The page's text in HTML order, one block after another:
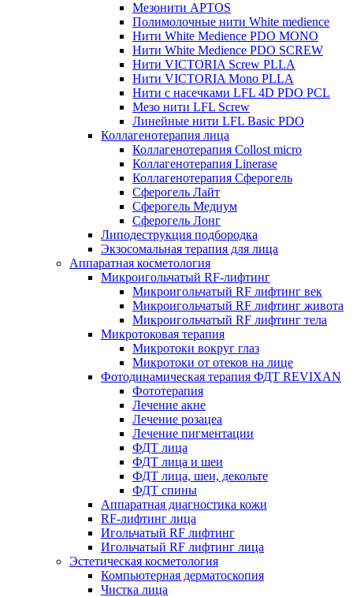
Мезонити APTOS
Полимолочные нити White medience
Нити White Medience PDO MONO
Нити White Medience PDO SCREW
Нити VICTORIA Screw PLLA
Нити VICTORIA Mono PLLA
Нити с насечками LFL 4D PDO PCL
Мезо нити LFL Screw
Линейные нити LFL Basic PDO
Коллагенотерапия лица
Коллагенотерапия Collost micro
Коллагенотерапия Linerase
Коллагенотерапия Сферогель
Сферогель Лайт
Сферогель Медиум
Сферогель Лонг
Липодеструкция подбородка
Экзосомальная терапия для лица
Аппаратная косметология
Микроигольчатый RF-лифтинг
Микроигольчатый RF лифтинг век
Микроигольчатый RF лифтинг живота
Микроигольчатый RF лифтинг тела
Микротоковая терапия
Микротоки вокруг глаз
Микротоки от отеков на лице
Фотодинамическая терапия ФДТ REVIXAN
Фототерапия
Лечение акне
Лечение розацеа
Лечение пигментации
ФДТ лица
ФДТ лица и шеи
ФДТ лица, шеи, декольте
ФДТ спины
Аппаратная диагностика кожи
RF-лифтинг лица
Игольчатый RF лифтинг
Игольчатый RF лифтинг лица
Эстетическая косметология
Компьютерная дерматоскопия
Чистка лица